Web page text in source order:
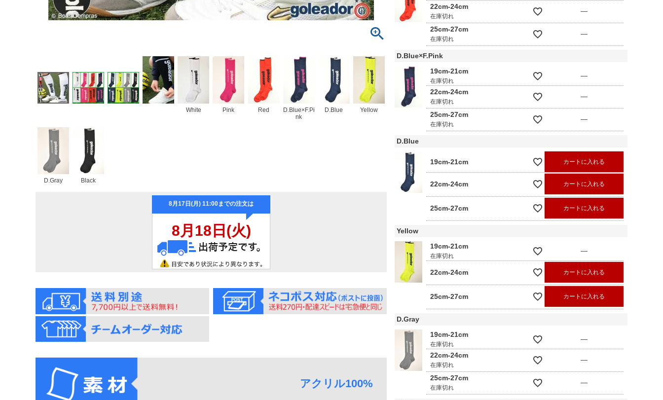
White Pink Red
D.Blue×F.Pi
nk
D.Blue Yellow
D.Gray Black
アクリル100%
22cm-24cm
在庫切れ
—
25cm-27cm
在庫切れ
—
D.Blue×F.Pink
19cm-21cm
在庫切れ
—
22cm-24cm
在庫切れ
—
25cm-27cm
在庫切れ
—
D.Blue
19cm-21cm カートに入れる
22cm-24cm カートに入れる
25cm-27cm カートに入れる
Yellow
19cm-21cm
在庫切れ
—
22cm-24cm カートに入れる
25cm-27cm カートに入れる
D.Gray
19cm-21cm
在庫切れ
—
22cm-24cm
在庫切れ
—
25cm-27cm
在庫切れ
—